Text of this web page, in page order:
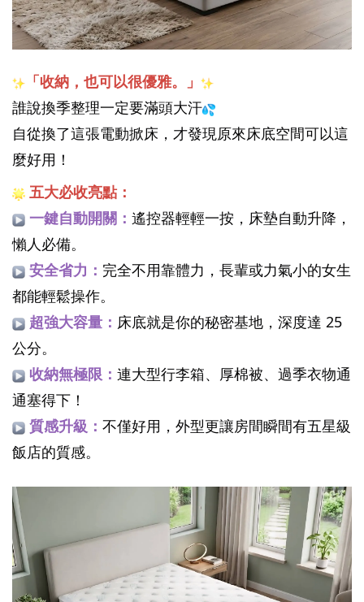
「收納，也可以很優雅。」
誰說換季整理一定要滿頭大汗
自從換了這張電動掀床，才發現原來床底空間可以這
麼好用！
五大必收亮點：
一鍵自動開關： 遙控器輕輕一按，床墊自動升降，
懶人必備。
安全省力： 完全不用靠體力，長輩或力氣小的女生
都能輕鬆操作。
超強大容量： 床底就是你的秘密基地，深度達 25
公分。
收納無極限： 連大型行李箱、厚棉被、過季衣物通
通塞得下！
質感升級： 不僅好用，外型更讓房間瞬間有五星級
飯店的質感。